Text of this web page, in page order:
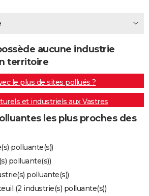
aucune industrie
territoire
le plus de sites pollués ?
et industriels aux Vastres
les plus proches des
polluante(s))
polluante(s))
polluante(s))
(2 industrie(s) polluante(s))